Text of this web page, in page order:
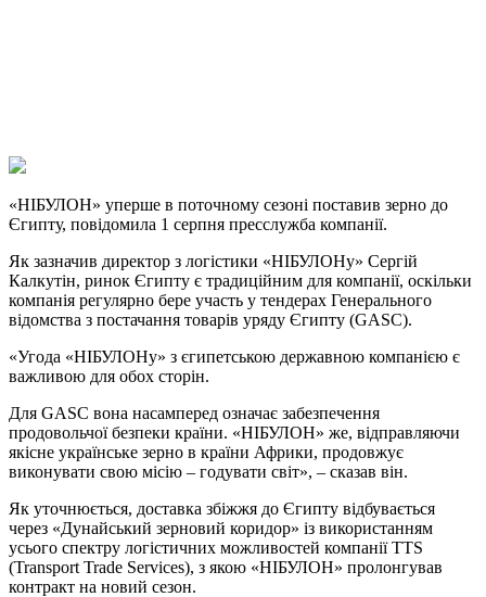
Link
Print
«НІБУЛОН» уперше в поточному сезоні поставив зерно до
Єгипту, повідомила 1 серпня пресслужба компанії.
Як зазначив директор з логістики «НІБУЛОНу» Сергій
Калкутін, ринок Єгипту є традиційним для компанії, оскільки
компанія регулярно бере участь у тендерах Генерального
відомства з постачання товарів уряду Єгипту (GASC).
«Угода «НІБУЛОНу» з єгипетською державною компанією є
важливою для обох сторін.
Для GASC вона насамперед означає забезпечення
продовольчої безпеки країни. «НІБУЛОН» же, відправляючи
якісне українське зерно в країни Африки, продовжує
виконувати свою місію – годувати світ», – сказав він.
Як уточнюється, доставка збіжжя до Єгипту відбувається
через «Дунайський зерновий коридор» із використанням
усього спектру логістичних можливостей компанії TTS
(Transport Trade Services), з якою «НІБУЛОН» пролонгував
контракт на новий сезон.